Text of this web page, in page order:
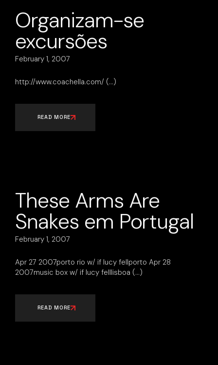
Organizam-se
excursões
February 1, 2007
http://www.coachella.com/
READ MORE
These Arms Are
Snakes em Portugal
February 1, 2007
Apr 27 2007porto rio w/ if lucy fellporto Apr 28
2007music box w/ if lucy felllisboa
READ MORE